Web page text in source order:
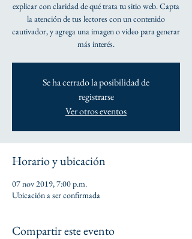
explicar con claridad de qué trata tu sitio web. Capta
la atención de tus lectores con un contenido
cautivador, y agrega una imagen o video para generar
más interés.
Se ha cerrado la posibilidad de
registrarse
Ver otros eventos
Horario y ubicación
07 nov 2019, 7:00 p.m.
Ubicación a ser confirmada
Compartir este evento